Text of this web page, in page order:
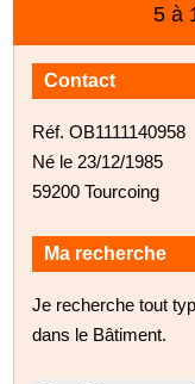
5 à
Contact
Réf. OB1111140958
Né le 23/12/1985
59200 Tourcoing
Ma recherche
Je recherche tout
dans le Bâtiment.